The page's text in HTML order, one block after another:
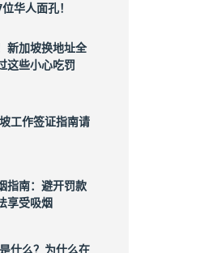
华人面孔！
新加坡换地址全
这些小心吃罚
工作签证指南请
指南：避开罚款
享受吸烟
什么？为什么在